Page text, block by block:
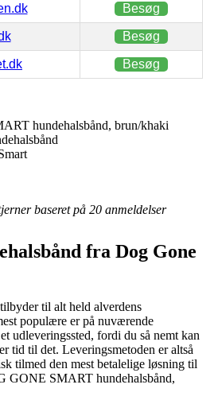
Besøg
Besøg
Besøg
hundehalsbånd, brun/khaki
baseret på 20 anmeldelser
fra Dog Gone
til alt held alverdens
populære er på nuværende
udleveringssted, fordi du så nemt kan
tid til det. Leveringsmetoden er altså
tilmed den mest betalelige løsning til
GONE SMART hundehalsbånd,